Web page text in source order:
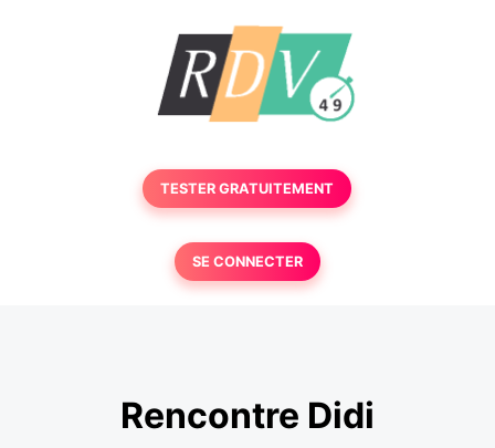
TESTER GRATUITEMENT
SE CONNECTER
Rencontre Didi